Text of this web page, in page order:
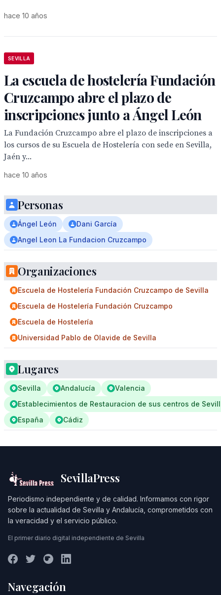
hace 10 años
SEVILLA
La escuela de hostelería Fundación
Cruzcampo abre el plazo de
inscripciones junto a Ángel León
La Fundación Cruzcampo abre el plazo de inscripciones a
los cursos de su Escuela de Hostelería con sede en Sevilla,
Jaén y...
hace 10 años
Personas
Ángel León
Dani García
Angel Leon La Fundacion Cruzcampo
Organizaciones
Escuela de Hostelería Fundación Cruzcampo de Sevilla
Escuela de Hostelería Fundación Cruzcampo
Escuela de Hostelería
Universidad Pablo de Olavide de Sevilla
Lugares
Sevilla Andalucía
Valencia
Establecimientos de Restauracion de sus centros de
España
Cádiz
SevillaPress
Periodismo independiente y de calidad. Informamos con rigor
sobre la actualidad de Sevilla y Andalucía, comprometidos con
la veracidad y el servicio público.
El primer diario digital independiente de Sevilla
Navegación